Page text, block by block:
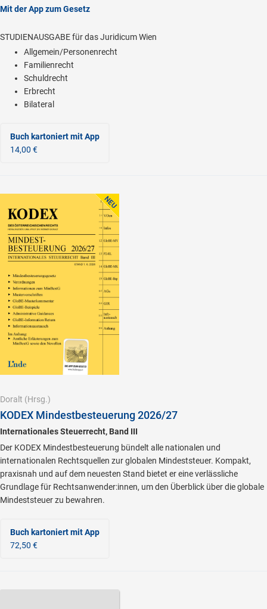
Mit der App zum Gesetz
STUDIENAUSGABE für das Juridicum Wien
Allgemein/Personenrecht
Familienrecht
Schuldrecht
Erbrecht
Bilateral
Buch kartoniertmit App
14,00 €
Doralt (Hrsg.)
KODEX Mindestbesteuerung 2026/27
Internationales Steuerrecht, Band III
Der KODEX Mindestbesteuerung bündelt alle nationalen und
internationalen Rechtsquellen zur globalen Mindeststeuer. Kompakt,
praxisnah und auf dem neuesten Stand bietet er eine verlässliche
Grundlage für Rechtsanwender:innen, um den Überblick über die globale
Mindeststeuer zu bewahren.
Buch kartoniertmit App
72,50 €